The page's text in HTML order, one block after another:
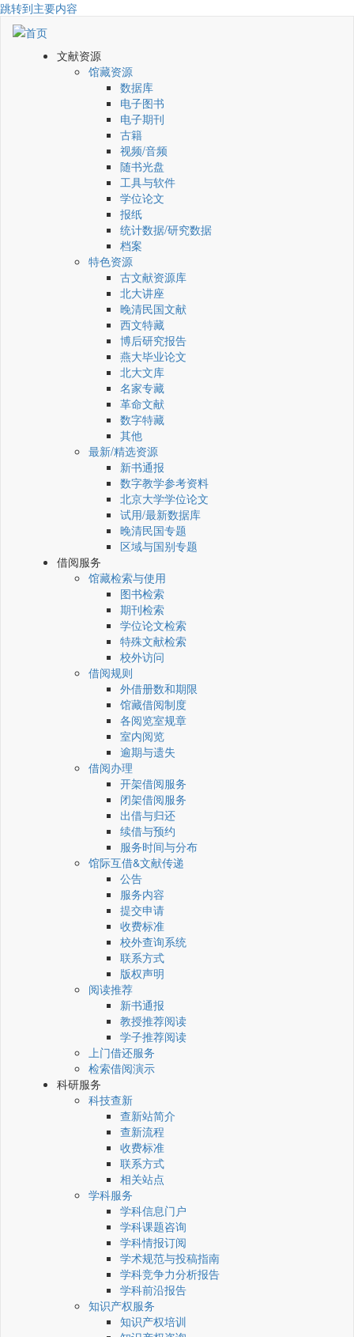
跳转到主要内容
文献资源
馆藏资源
数据库
电子图书
电子期刊
古籍
视频/音频
随书光盘
工具与软件
学位论文
报纸
统计数据/研究数据
档案
特色资源
古文献资源库
北大讲座
晚清民国文献
西文特藏
博后研究报告
燕大毕业论文
北大文库
名家专藏
革命文献
数字特藏
其他
最新/精选资源
新书通报
数字教学参考资料
北京大学学位论文
试用/最新数据库
晚清民国专题
区域与国别专题
借阅服务
馆藏检索与使用
图书检索
期刊检索
学位论文检索
特殊文献检索
校外访问
借阅规则
外借册数和期限
馆藏借阅制度
各阅览室规章
室内阅览
逾期与遗失
借阅办理
开架借阅服务
闭架借阅服务
出借与归还
续借与预约
服务时间与分布
馆际互借&文献传递
公告
服务内容
提交申请
收费标准
校外查询系统
联系方式
版权声明
阅读推荐
新书通报
教授推荐阅读
学子推荐阅读
上门借还服务
检索借阅演示
科研服务
科技查新
查新站简介
查新流程
收费标准
联系方式
相关站点
学科服务
学科信息门户
学科课题咨询
学科情报订阅
学术规范与投稿指南
学科竞争力分析报告
学科前沿报告
知识产权服务
知识产权培训